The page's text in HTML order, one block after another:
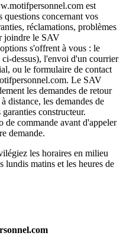
est
questions concernant vos
réclamations, problèmes
joindre le SAV
s'offrent à vous : le
dessus), l'envoi d'un courrier
ou le formulaire de contact
Le SAV
les demandes de retour
distance, les demandes de
constructeur.
de commande avant d'appeler
demande.
les horaires en milieu
lundis matins et les heures de